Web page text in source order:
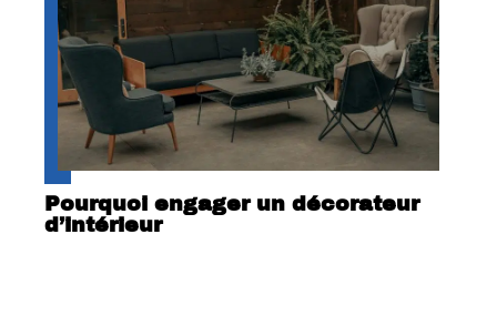
Pourquoi engager un décorateur
d’intérieur